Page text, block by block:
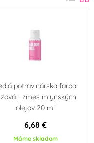
Vhodné pro
vegetariány
potravinárska farba
- zmes mlynských
olejov 20 ml
6,68 €
Máme skladom